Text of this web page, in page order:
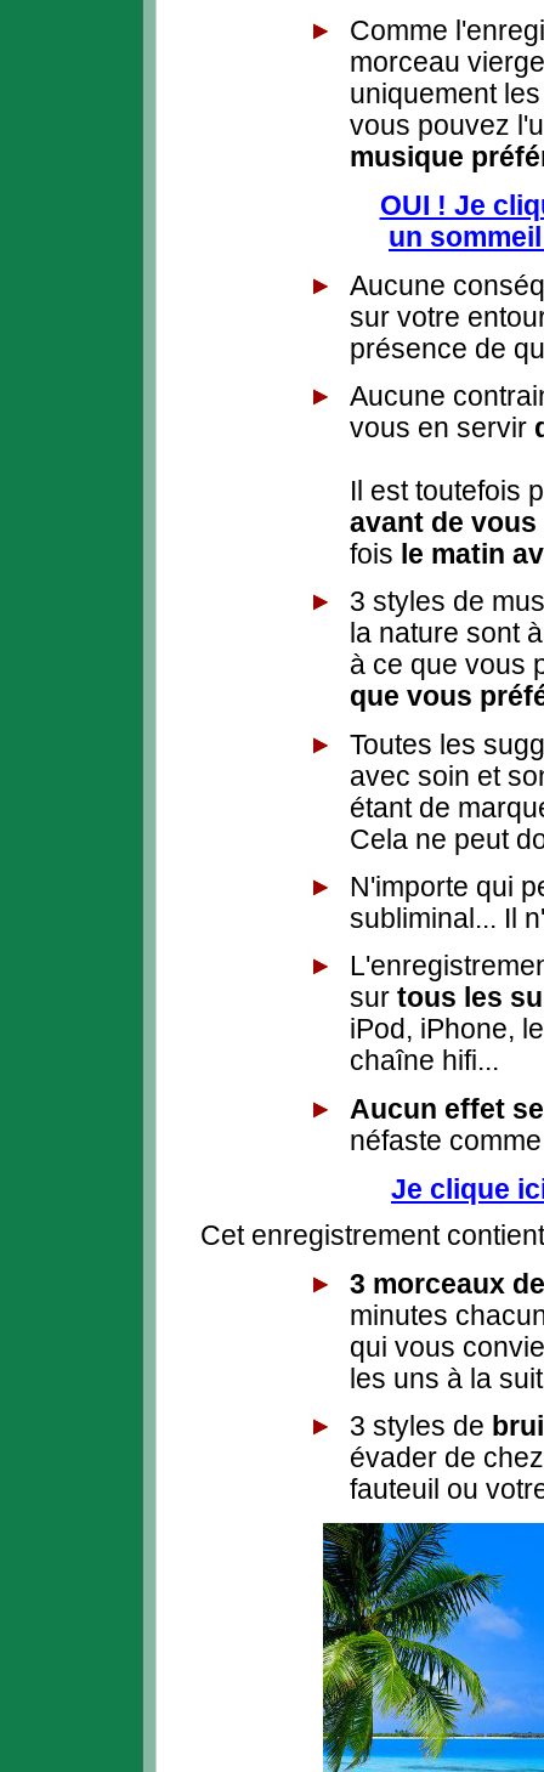
Comme
morceau
uniquement
vous pouvez
musique
OUI ! Je
un
Aucune
sur votre
présence de
Aucune
vous en servir
Il est toutefois
avant de
fois le matin
3 styles de
la nature sont
à ce que vous
que vous
Toutes les
avec soin et
étant de
Cela ne peut
N'importe qui
subliminal... Il
surtous les
iPod, iPhone,
chaîne hifi...
Aucun effet
néfaste
Je clique
Cet enregistrement
3 morceaux
minutes
qui vous
les uns à la
3 styles de
évader de
fauteuil ou